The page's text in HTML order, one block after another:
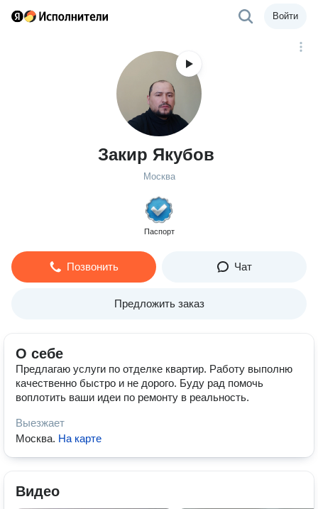
Войти
Закир Якубов
Москва
Паспорт
Позвонить Чат
Предложить заказ
О себе
Предлагаю услуги по отделке квартир. Работу выполню
качественно быстро и не дорого. Буду рад помочь
воплотить ваши идеи по ремонту в реальность.
Выезжает
Москва. На карте
Видео